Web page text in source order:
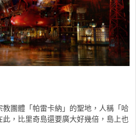
教團體「帕雷卡納」的聖地，人稱「哈
，比里奇島還要廣大好幾倍，島上也